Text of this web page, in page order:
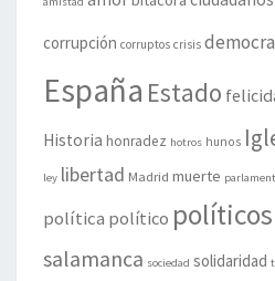
corrupción corruptos crisis
España Estado
Historia honradez hotros hunos
ley libertad Madrid muerte
política político políticos
salamanca sociedad solidaridad